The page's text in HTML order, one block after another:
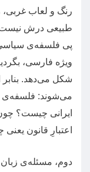
رنگ و لعاب غربی،
طبیعی درش
پی فلسفه‌ی سیاسی
ویژه فارسی،
شکل می‌دهد.
می‌شوند: فلسفه‌ی
ایرانی چیست؟
اعتبارِ قانون یعنی
دوم، مسئله‌ی